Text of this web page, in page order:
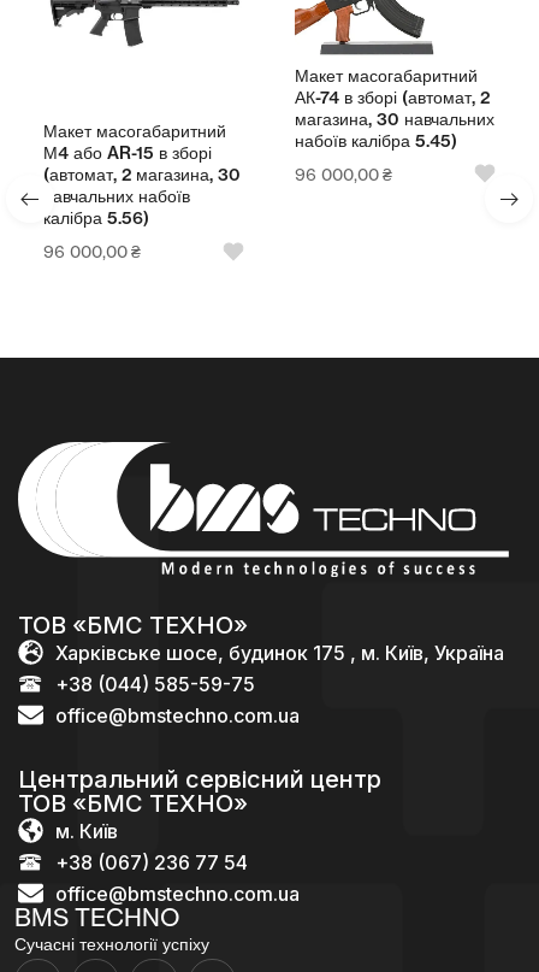
Макет масогабаритний
М4 або AR-15 в зборі
(автомат, 2 магазина, 30
навчальних набоїв
калібра 5.56)
96 000,00₴
Макет масогабаритний
АК-74 в зборі (автомат, 2
магазина, 30 навчальних
набоїв калібра 5.45)
96 000,00₴
BMS TECHNO
Сучасні технології успіху
ТОВ «БМС ТЕХНО»
Харківське шосе, будинок 175 , м. Київ, Україна
+38 (044) 585-59-75
office@bmstechno.com.ua
Центральний сервісний центр
ТОВ «БМС ТЕХНО»
м. Київ
+38 (067) 236 77 54
office@bmstechno.com.ua